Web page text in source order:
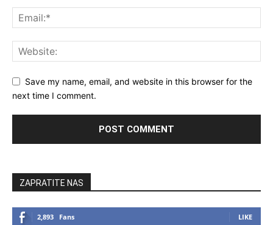
Save my name, email, and website in this browser for the
next time I comment.
ZAPRATITE NAS
2,893 Fans LIKE